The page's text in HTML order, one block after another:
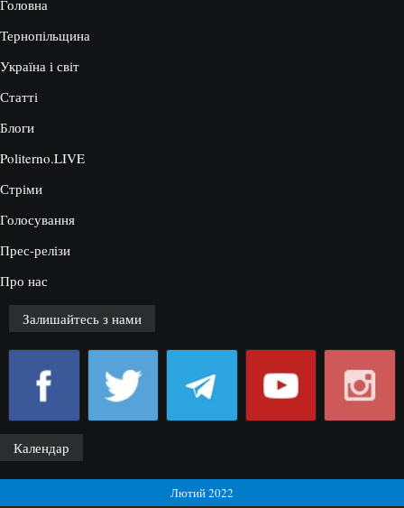
Головна
Тернопільщина
Україна і світ
Статті
Блоги
Politerno.LIVE
Стріми
Голосування
Прес-релізи
Про нас
Залишайтесь з нами
Календар
Лютий 2022